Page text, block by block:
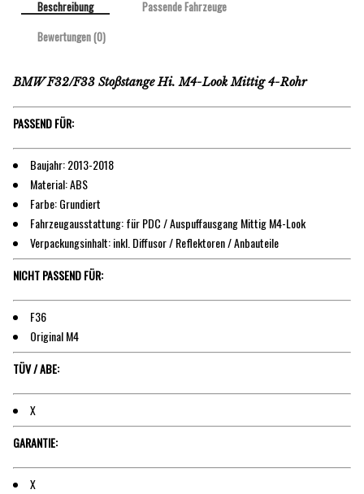
Beschreibung
Passende Fahrzeuge
Bewertungen (0)
BMW F32/F33 Stoßstange Hi. M4-Look Mittig 4-Rohr
PASSEND FÜR:
Baujahr: 2013-2018
Material: ABS
Farbe: Grundiert
Fahrzeugausstattung: für PDC / Auspuffausgang Mittig M4-Look
Verpackungsinhalt: inkl. Diffusor / Reflektoren / Anbauteile
NICHT PASSEND FÜR:
F36
Original M4
TÜV / ABE:
X
GARANTIE:
X